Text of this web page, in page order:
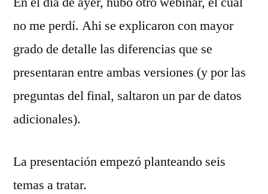
no me perdí. Ahi se explicaron con mayor
grado de detalle las diferencias que se
presentaran entre ambas versiones (y por las
preguntas del final, saltaron un par de datos
adicionales).
La presentación empezó planteando seis
temas a tratar.